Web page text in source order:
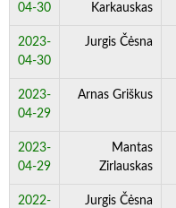
04-30
Karkauskas
2023-
04-30
Jurgis Čėsna
2023-
04-29
Arnas Griškus
2023-
04-29
Mantas
Zirlauskas
2022-
Jurgis Čėsna